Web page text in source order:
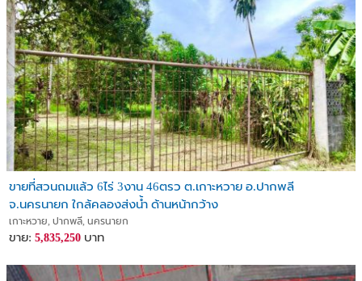
**15 ล้านบาท**
(เฉลี่ย 950,000 บาท/ไร่ หรือ 2,375 บาท/ตร.วา)
👉 รวมค่าโอนกรรมสิทธิ์
---
## 📞 สนใจนัดชมที่ดิน ติดต่อ:
**คุณเป้ ชัยพร**
โทร. [0829744749](tel:0829744749)
Line: happypea749
---
## 🔑
- ที่ดินปากพลี
ขายที่สวนถมแล้ว 6ไร่ 3งาน 46ตรว ต.เกาะหวาย อ.ปากพลี
จ.นครนายก ใกล้คลองส่งน้ำ ด้านหน้ากว้าง
เกาะหวาย, ปากพลี, นครนายก
ขาย: 5,835,250 บาท